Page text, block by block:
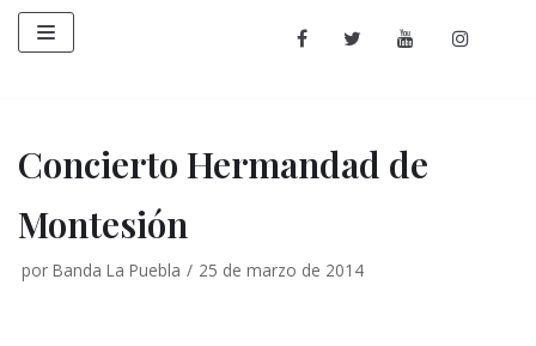
Saltar
al
Concierto Hermandad de
Montesión
por Banda La Puebla 25 de marzo de 2014